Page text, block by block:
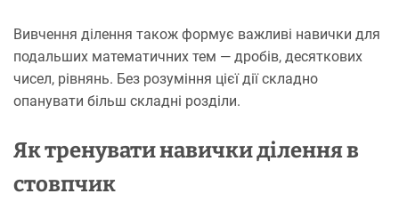
Вивчення ділення також формує важливі навички для
подальших математичних тем — дробів, десяткових
чисел, рівнянь. Без розуміння цієї дії складно
опанувати більш складні розділи.
Як тренувати навички ділення в
стовпчик